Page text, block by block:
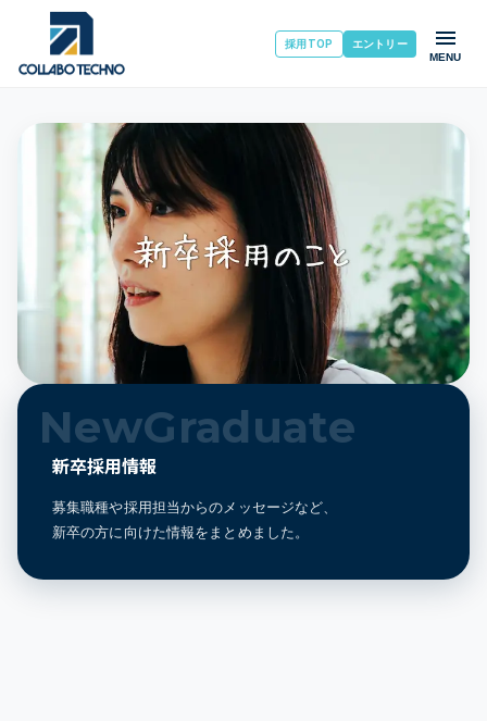
採用TOP
エントリー
MENU
NewGraduate
新卒採用情報
募集職種や採用担当からのメッセージなど、
新卒の方に向けた情報をまとめました。